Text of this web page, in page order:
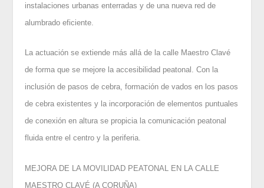
instalaciones urbanas enterradas y de una nueva red de
alumbrado eficiente.
La actuación se extiende más allá de la calle Maestro Clavé
de forma que se mejore la accesibilidad peatonal. Con la
inclusión de pasos de cebra, formación de vados en los pasos
de cebra existentes y la incorporación de elementos puntuales
de conexión en altura se propicia la comunicación peatonal
fluida entre el centro y la periferia.
MEJORA DE LA MOVILIDAD PEATONAL EN LA CALLE
MAESTRO CLAVÉ (A CORUÑA)